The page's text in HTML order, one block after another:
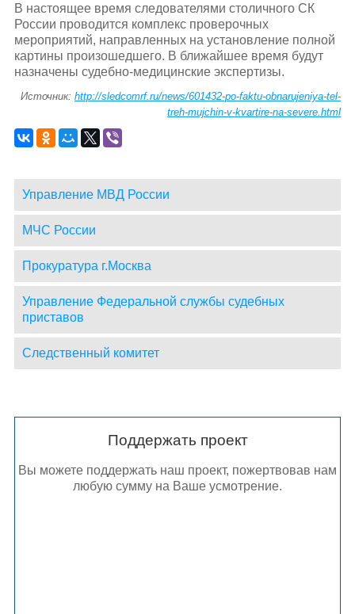
В настоящее время следователями столичного СК
России проводится комплекс проверочных
мероприятий, направленных на установление полной
картины произошедшего. В ближайшее время будут
назначены судебно-медицинские экспертизы.
Источник:http://sledcomrf.ru/news/601432-po-faktu-obnarujeniya-tel-
treh-mujchin-v-kvartire-na-severe.html
Управление МВД России
МЧС России
Прокуратура г.Москва
Управление Федеральной службы судебных
приставов
Следственный комитет
Поддержать проект
Вы можете поддержать наш проект, пожертвовав нам
любую сумму на Ваше усмотрение.